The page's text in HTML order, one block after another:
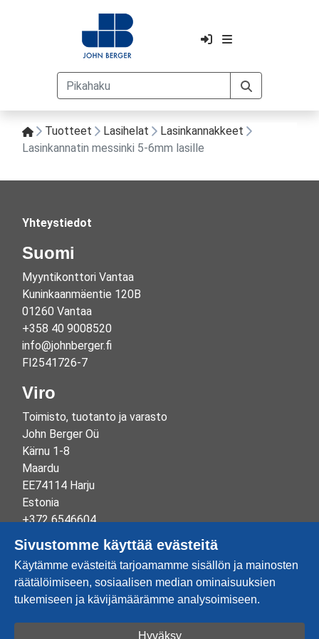
Tuotteet Lasihelat
Lasinkannakkeet
Lasinkannatin messinki 5-6mm lasille
Yhteystiedot
Suomi
Myyntikonttori Vantaa
Kuninkaanmäentie 120B
01260 Vantaa
+358 40 9008520
info@johnberger.fi
FI2541726-7
Viro
Toimisto, tuotanto ja varasto
John Berger Oü
Kärnu 1-8
Maardu
EE74114 Harju
Estonia
+372 6546604
info@johnberger.ee
Reg.nr 10265834
EE100332513
Sivustomme käyttää evästeitä
Käytämme evästeitä tarjoamamme sisällön ja mainosten
räätälöimiseen, sosiaalisen median ominaisuuksien
tukemiseen ja kävijämäärämme analysoimiseen.
Hyväksy